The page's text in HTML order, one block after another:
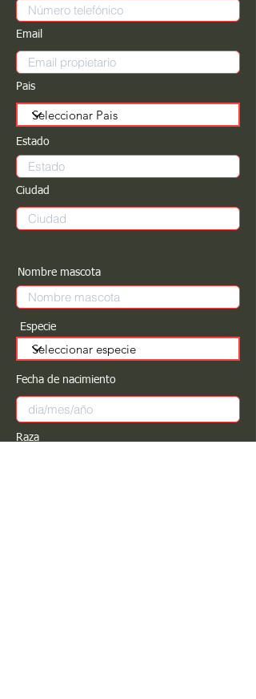
Email
Pais
Estado
Ciudad
Nombre mascota
Especie
Fecha de nacimiento
Raza